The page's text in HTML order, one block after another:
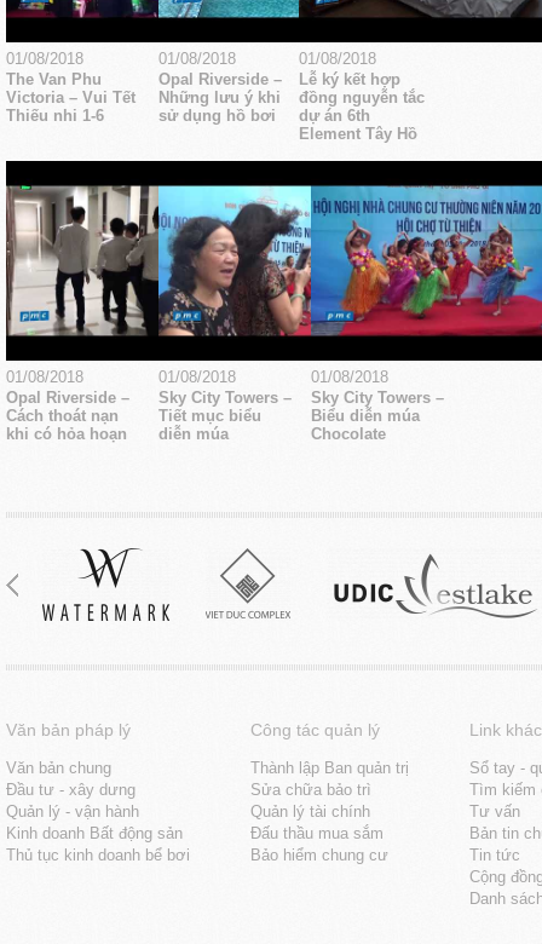
01/08/2018
The Van Phu
Victoria – Vui Tết
Thiếu nhi 1-6
01/08/2018
Opal Riverside –
Những lưu ý khi
sử dụng hồ bơi
01/08/2018
Lễ ký kết hợp
đồng nguyễn tắc
dự án 6th
Element Tây Hồ
01/08/2018
Opal Riverside –
Cách thoát nạn
khi có hỏa hoạn
01/08/2018
Sky City Towers –
Tiết mục biểu
diễn múa
01/08/2018
Sky City Towers –
Biểu diễn múa
Chocolate
Văn bản pháp lý
Văn bản chung
Đầu tư - xây dưng
Quản lý - vận hành
Kinh doanh Bất động sản
Thủ tục kinh doanh bể bơi
Công tác quản lý
Thành lập Ban quản trị
Sửa chữa bảo trì
Quản lý tài chính
Đấu thầu mua sắm
Bảo hiểm chung cư
Link khác
Sổ tay -
Tìm kiếm
Tư vấn
Bản tin
Tin tức
Cộng
Danh